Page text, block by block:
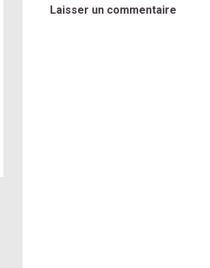
Laisser un commentaire